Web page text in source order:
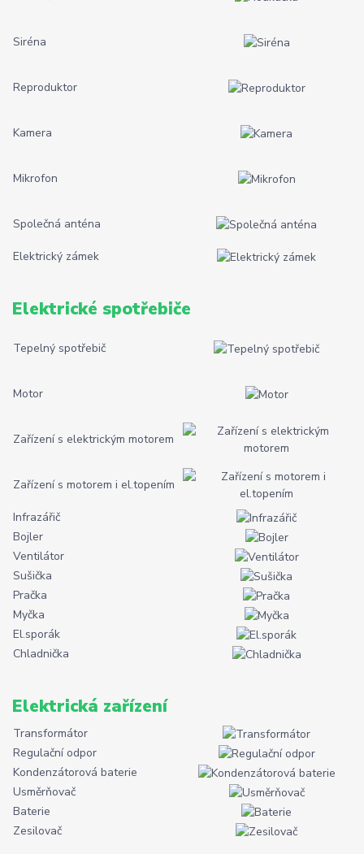
Siréna
Reproduktor
Kamera
Mikrofon
Společná anténa
Elektrický zámek
Elektrické spotřebiče
Tepelný spotřebič
Motor
Zařízení s elektrickým motorem
Zařízení s motorem i el.topením
Infrazářič
Bojler
Ventilátor
Sušička
Pračka
Myčka
El.sporák
Chladnička
Elektrická zařízení
Transformátor
Regulační odpor
Kondenzátorová baterie
Usměrňovač
Baterie
Zesilovač